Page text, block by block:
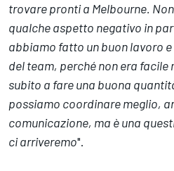
trovare pronti a Melbourne.
qualche aspetto negativo in
abbiamo fatto un buon lavoro
del team, perché non era
subito a fare una buona
possiamo coordinare meglio,
comunicazione, ma è una
ci arriveremo".